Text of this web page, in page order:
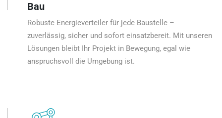
Bau
Robuste Energieverteiler für jede Baustelle –
zuverlässig, sicher und sofort einsatzbereit. Mit unseren
Lösungen bleibt Ihr Projekt in Bewegung, egal wie
anspruchsvoll die Umgebung ist.